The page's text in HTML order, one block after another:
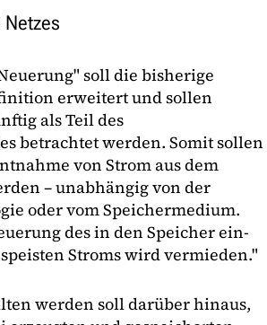
Netzes
soll die bisherige
erweitert und sollen
als Teil des
betrachtet werden. Somit sollen
von Strom aus dem
– unabhängig von der
oder vom Speichermedium.
des in den Speicher ein-
Stroms wird vermieden."
werden soll darüber hinaus,